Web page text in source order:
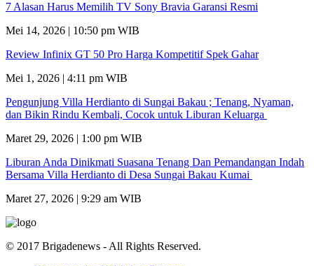
7 Alasan Harus Memilih TV Sony Bravia Garansi Resmi
Mei 14, 2026 | 10:50 pm WIB
Review Infinix GT 50 Pro Harga Kompetitif Spek Gahar
Mei 1, 2026 | 4:11 pm WIB
Pengunjung Villa Herdianto di Sungai Bakau ; Tenang, Nyaman,
dan Bikin Rindu Kembali, Cocok untuk Liburan Keluarga
Maret 29, 2026 | 1:00 pm WIB
Liburan Anda Dinikmati Suasana Tenang Dan Pemandangan Indah
Bersama Villa Herdianto di Desa Sungai Bakau Kumai
Maret 27, 2026 | 9:29 am WIB
© 2017 Brigadenews - All Rights Reserved.